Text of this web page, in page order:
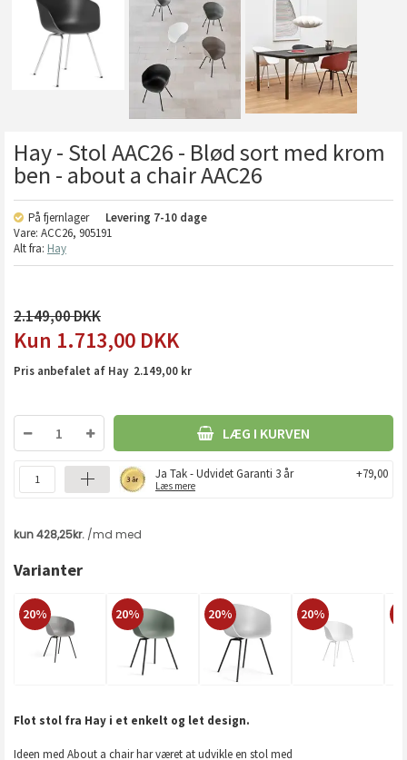
Hay - Stol AAC26 - Blød sort med krom
ben - about a chair AAC26
På fjernlager Levering 7-10 dage
Vare: ACC26, 905191
Alt fra: Hay
2.149,00
1.713,00 DKK
Pris anbefalet af Hay 2.149,00 kr
LÆG I KURVEN
Ja Tak - Udvidet Garanti 3 år
Læs mere
+79,00
Varianter
20% 20% 20% 20%
Flot stol fra Hay i et enkelt og let design.
Ideen med About a chair har været at udvikle en stol med